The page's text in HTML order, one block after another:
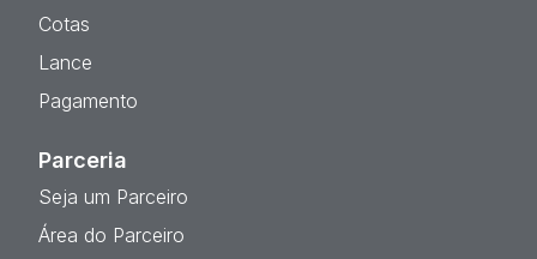
Cotas
Lance
Pagamento
Parceria
Seja um Parceiro
Área do Parceiro